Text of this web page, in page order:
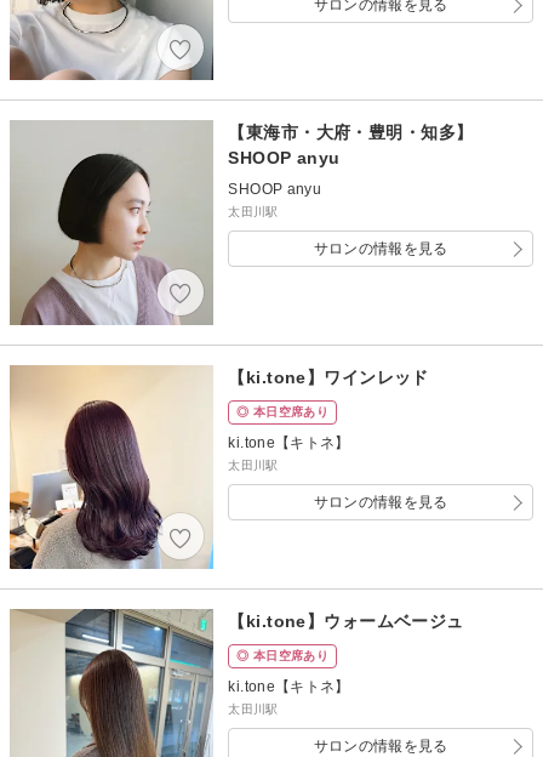
サロンの情報を見る
【東海市・大府・豊明・知多】
SHOOP anyu
SHOOP anyu
太田川駅
サロンの情報を見る
【ki.tone】ワインレッド
◎ 本日空席あり
ki.tone【キトネ】
太田川駅
サロンの情報を見る
【ki.tone】ウォームベージュ
◎ 本日空席あり
ki.tone【キトネ】
太田川駅
サロンの情報を見る